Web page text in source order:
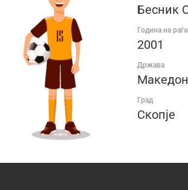
Бесник
Година на
2001
Држава
Град
Скопје